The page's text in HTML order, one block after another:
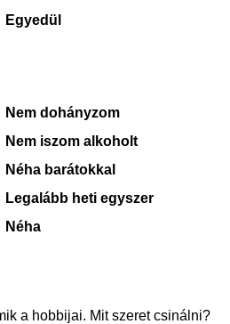
Egyedül
Nem dohányzom
Nem iszom alkoholt
Néha barátokkal
Legalább heti egyszer
Néha
a hobbijai. Mit szeret csinálni?